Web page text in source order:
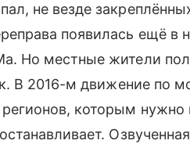
не везде
появилась ещё в
Но местные жители
В 2016-м движение по
которым нужно